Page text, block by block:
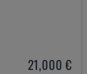
21,000 €